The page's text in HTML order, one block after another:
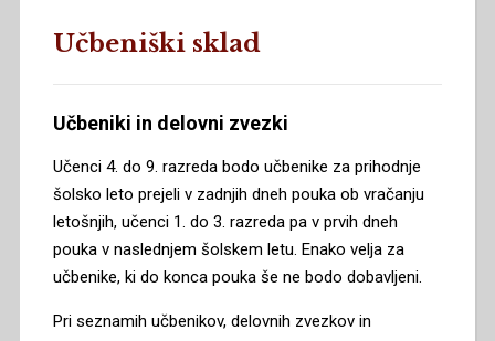
Učbeniški sklad
Učbeniki in delovni zvezki
Učenci 4. do 9. razreda bodo učbenike za prihodnje
šolsko leto prejeli v zadnjih dneh pouka ob vračanju
letošnjih, učenci 1. do 3. razreda pa v prvih dneh
pouka v naslednjem šolskem letu. Enako velja za
učbenike, ki do konca pouka še ne bodo dobavljeni.
Pri seznamih učbenikov, delovnih zvezkov in